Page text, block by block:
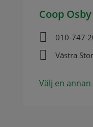
Coop Osby
 010-747
 Västra
Välj en